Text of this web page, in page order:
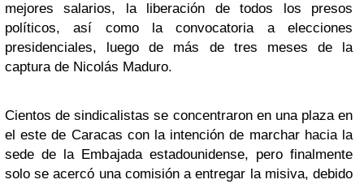
mejores salarios, la liberación de todos los presos
políticos, así como la convocatoria a elecciones
presidenciales, luego de más de tres meses de la
captura de Nicolás Maduro.
Cientos de sindicalistas se concentraron en una plaza en
el este de Caracas con la intención de marchar hacia la
sede de la Embajada estadounidense, pero finalmente
solo se acercó una comisión a entregar la misiva, debido